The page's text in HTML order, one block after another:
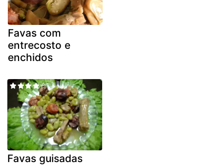
Favas com
entrecosto e
enchidos
Favas guisadas